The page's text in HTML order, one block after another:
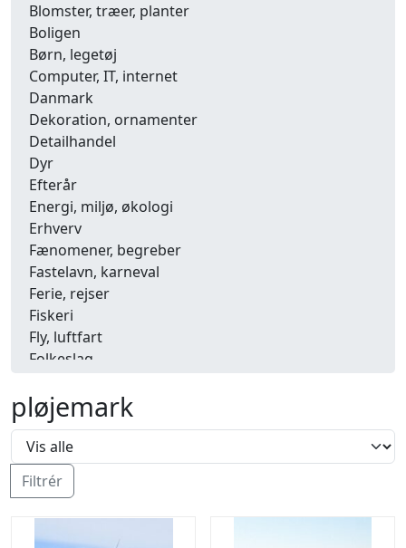
Blomster, træer, planter
Boligen
Børn, legetøj
Computer, IT, internet
Danmark
Dekoration, ornamenter
Detailhandel
Dyr
Efterår
Energi, miljø, økologi
Erhverv
Fænomener, begreber
Fastelavn, karneval
Ferie, rejser
Fiskeri
Fly, luftfart
Folkeslag
Fritid, hobby
Frugt, grønt
Halloween
Håndværk
Haven
pløjemark
Filtrér